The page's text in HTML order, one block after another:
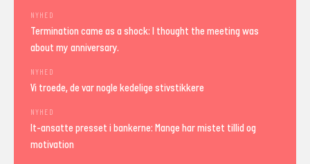
NYHED
Termination came as a shock: I thought the meeting was
about my anniversary.
NYHED
Vi troede, de var nogle kedelige stivstikkere
NYHED
It-ansatte presset i bankerne: Mange har mistet tillid og
motivation